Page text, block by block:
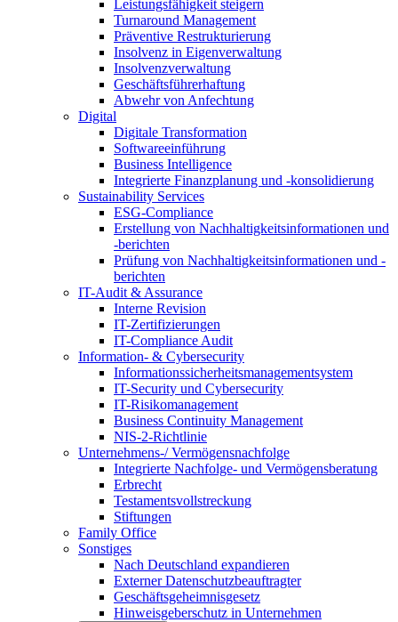
Leistungsfähigkeit steigern
Turnaround Management
Präventive Restrukturierung
Insolvenz in Eigenverwaltung
Insolvenzverwaltung
Geschäftsführerhaftung
Abwehr von Anfechtung
Digital
Digitale Transformation
Softwareeinführung
Business Intelligence
Integrierte Finanzplanung und -konsolidierung
Sustainability Services
ESG-Compliance
Erstellung von Nachhaltigkeitsinformationen und
-berichten
Prüfung von Nachhaltigkeitsinformationen und -
berichten
IT-Audit & Assurance
Interne Revision
IT-Zertifizierungen
IT-Compliance Audit
Information- & Cybersecurity
Informationssicherheitsmanagementsystem
IT-Security und Cybersecurity
IT-Risikomanagement
Business Continuity Management
NIS-2-Richtlinie
Unternehmens-/Vermögensnachfolge
Integrierte Nachfolge- und Vermögensberatung
Erbrecht
Testamentsvollstreckung
Stiftungen
Family Office
Sonstiges
Nach Deutschland expandieren
Externer Datenschutzbeauftragter
Geschäftsgeheimnisgesetz
Hinweisgeberschutz in Unternehmen